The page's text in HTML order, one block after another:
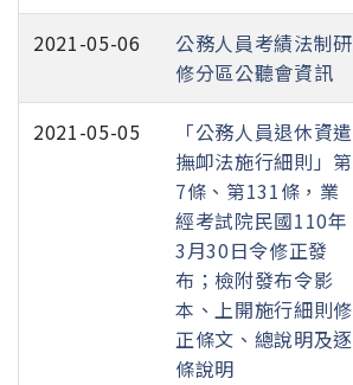
2021-05-06
公務人員考績法制研
修分區公聽會資訊
2021-05-05
「公務人員退休資遣
撫卹法施行細則」第
7條、第131條，業
經考試院民國110年
3月30日令修正發
布；檢附發布令影
本、上開施行細則修
正條文、總說明及逐
條說明